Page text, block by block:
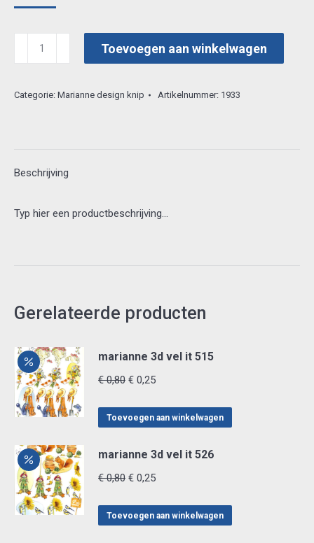
prijs
was: is:
€ 0,25.
marianne
3d
3d
Toevoegen aan winkelwagen
Categorie: Marianne design knip Artikelnummer: 1933
Beschrijving
Typ hier een productbeschrijving…
Gerelateerde producten
marianne 3d vel it 515
€0,80 Oorspronkelijke
was:
€ 0,25Huidige
is:
Toevoegen aan winkelwagen
marianne 3d vel it 526
€0,80 Oorspronkelijke
was:
€ 0,25Huidige
is:
Toevoegen aan winkelwagen